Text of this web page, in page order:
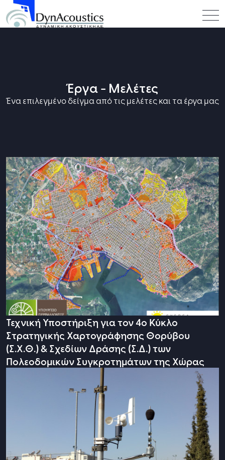
Έργα - Μελέτες
Ένα επιλεγμένο δείγμα από τις μελέτες και τα έργα μας
Τεχνική Υποστήριξη για τον 4ο Κύκλο
Στρατηγικής Χαρτογράφησης Θορύβου
(Σ.Χ.Θ.) & Σχεδίων Δράσης (Σ.Δ.) των
Πολεοδομικών Συγκροτημάτων της Χώρας